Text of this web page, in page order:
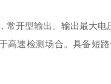
常开型输出。输出最大电
高速检测场合。具备短